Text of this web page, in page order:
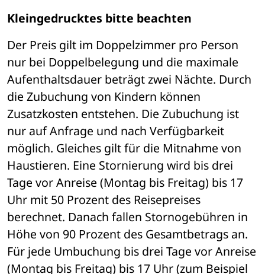
Kleingedrucktes bitte beachten
Der Preis gilt im Doppelzimmer pro Person
nur bei Doppelbelegung und die maximale
Aufenthaltsdauer beträgt zwei Nächte. Durch
die Zubuchung von Kindern können
Zusatzkosten entstehen. Die Zubuchung ist
nur auf Anfrage und nach Verfügbarkeit
möglich. Gleiches gilt für die Mitnahme von
Haustieren. Eine Stornierung wird bis drei
Tage vor Anreise (Montag bis Freitag) bis 17
Uhr mit 50 Prozent des Reisepreises
berechnet. Danach fallen Stornogebühren in
Höhe von 90 Prozent des Gesamtbetrags an.
Für jede Umbuchung bis drei Tage vor Anreise
(Montag bis Freitag) bis 17 Uhr (zum Beispiel